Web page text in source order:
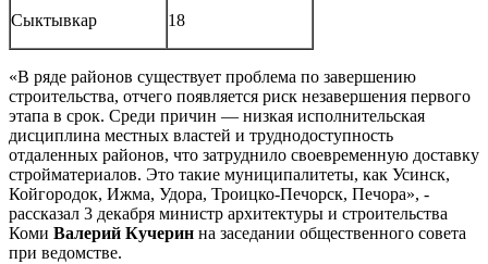
Сыктывкар 18
«В ряде районов существует проблема по завершению
строительства, отчего появляется риск незавершения первого
этапа в срок. Среди причин — низкая исполнительская
дисциплина местных властей и труднодоступность
отдаленных районов, что затруднило своевременную доставку
стройматериалов. Это такие муниципалитеты, как Усинск,
Койгородок, Ижма, Удора, Троицко-Печорск, Печора», -
рассказал 3 декабря министр архитектуры и строительства
Коми Валерий Кучерин на заседании общественного совета
при ведомстве.